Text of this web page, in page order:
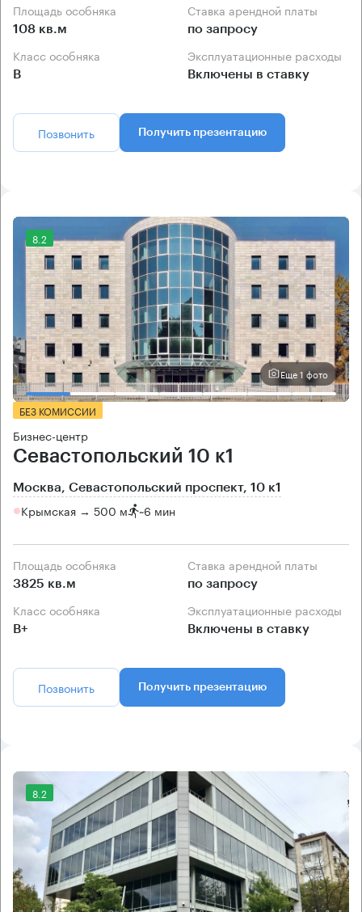
Площадь особняка
108 кв.м
Ставка арендной платы
по запросу
Класс особняка
B
Эксплуатационные расходы
Включены в ставку
Позвонить Получить презентацию
8.2
Еще 1 фото
БЕЗ КОМИССИИ
Бизнес-центр
Севастопольский 10 к1
Москва, Севастопольский проспект, 10 к1
Крымская → 500 м ~6 мин
Площадь особняка
3825 кв.м
Ставка арендной платы
по запросу
Класс особняка
B+
Эксплуатационные расходы
Включены в ставку
Позвонить Получить презентацию
8.2